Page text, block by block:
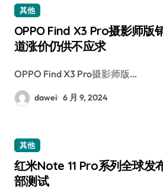
其他
OPPO Find X3 Pro摄影师版
道涨价仍供不应求
OPPO Find X3 Pro摄影师版…
dawei 6 月 9, 2024
其他
红米Note 11 Pro系列全球发
部测试